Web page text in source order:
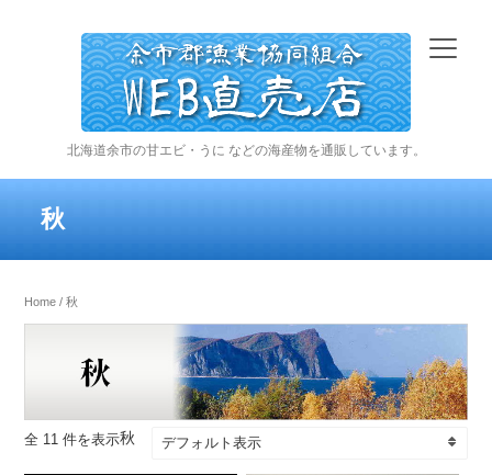
北海道余市の甘エビ・うに などの海産物を通販しています。
秋
Home / 秋
秋
全 11 件を表示